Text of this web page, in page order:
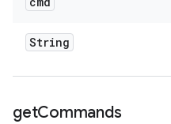
String
getCommands